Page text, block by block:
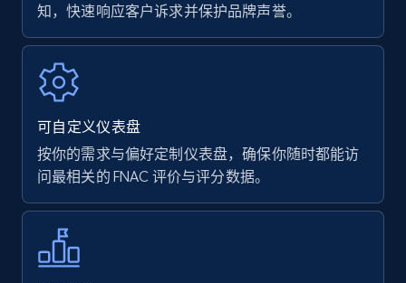
Amazon Reviews
URL, Product name, Product rating, Product
rating object, Product rating max, Rating,
Author name, Asin, and more.
知，快速响应客户诉求并保护品牌声誉。
可自定义仪表盘
按你的需求与偏好定制仪表盘，确保你随时都能访
问最相关的 FNAC 评价与评分数据。